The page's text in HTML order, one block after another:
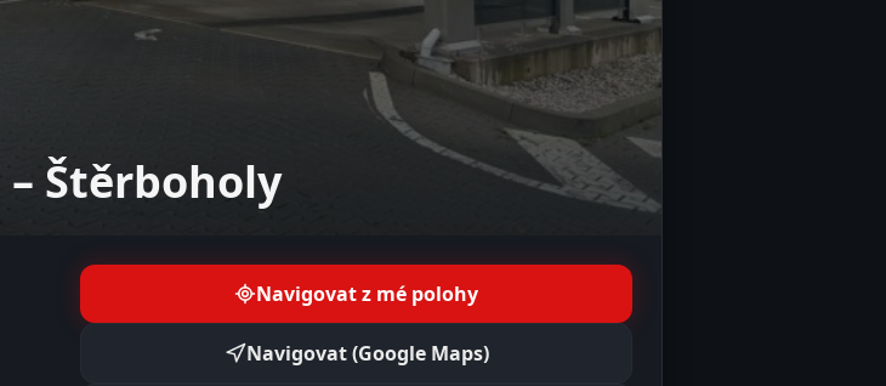
– Štěrboholy
Navigovat z mé polohy
Navigovat (Google Maps)